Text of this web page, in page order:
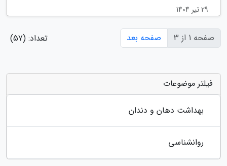
29 تیر 1404
صفحه 1 از 3 صفحه بعد تعداد: (57)
فیلتر موضوعات
بهداشت دهان و دندان
روانشناسی